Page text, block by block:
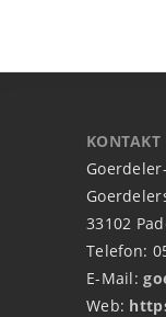
KONTAKT
33102
Telefon:
E-Mail:
Web: